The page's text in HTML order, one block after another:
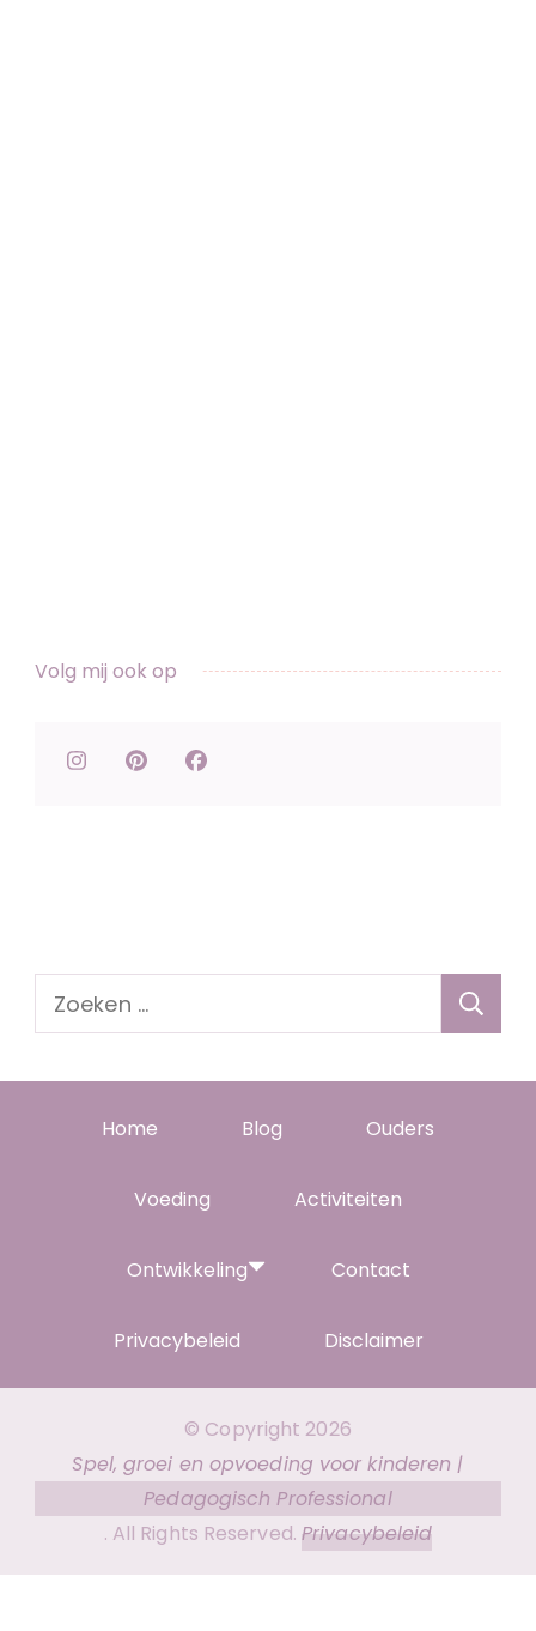
Volg mij ook op
Zoeken
naar:
Home Blog Ouders
Voeding Activiteiten
Ontwikkeling Contact
Privacybeleid Disclaimer
© Copyright 2026
Spel, groei en opvoeding voor kinderen |
Pedagogisch Professional
. All Rights Reserved. Privacybeleid